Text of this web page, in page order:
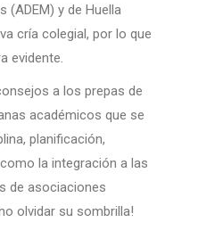
(ADEM) y de Huella
cría colegial, por lo que
evidente.
a los prepas de
académicos que se
planificación,
la integración a las
de asociaciones
olvidar su sombrilla!